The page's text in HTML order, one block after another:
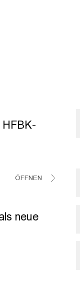
HFBK-
ÖFFNEN
neue